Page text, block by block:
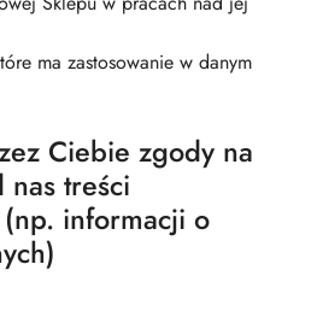
ma zastosowanie w danym
Ciebie zgody na
treści
informacji o